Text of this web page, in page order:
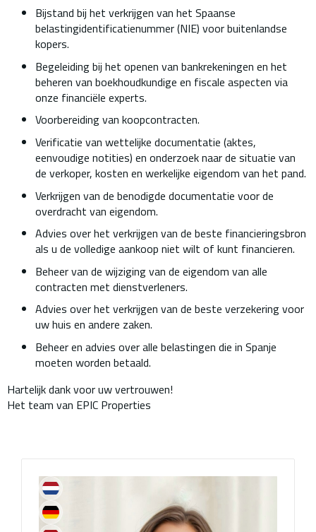
Bijstand bij het verkrijgen van het Spaanse
belastingidentificatienummer (NIE) voor buitenlandse
kopers.
Begeleiding bij het openen van bankrekeningen en het
beheren van boekhoudkundige en fiscale aspecten via
onze financiële experts.
Voorbereiding van koopcontracten.
Verificatie van wettelijke documentatie (aktes,
eenvoudige notities) en onderzoek naar de situatie van
de verkoper, kosten en werkelijke eigendom van het pand.
Verkrijgen van de benodigde documentatie voor de
overdracht van eigendom.
Advies over het verkrijgen van de beste financieringsbron
als u de volledige aankoop niet wilt of kunt financieren.
Beheer van de wijziging van de eigendom van alle
contracten met dienstverleners.
Advies over het verkrijgen van de beste verzekering voor
uw huis en andere zaken.
Beheer en advies over alle belastingen die in Spanje
moeten worden betaald.
Hartelijk dank voor uw vertrouwen!
Het team van EPIC Properties